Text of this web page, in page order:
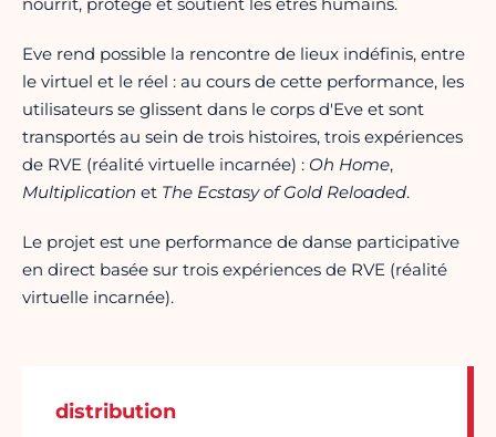
Eve rend possible la rencontre de lieux indéfinis, entre
le virtuel et le réel : au cours de cette performance, les
utilisateurs se glissent dans le corps d'Eve et sont
transportés au sein de trois histoires, trois expériences
de RVE (réalité virtuelle incarnée) : Oh Home,
Multiplication et The Ecstasy of Gold Reloaded.
Le projet est une performance de danse participative
en direct basée sur trois expériences de RVE (réalité
virtuelle incarnée).
distribution